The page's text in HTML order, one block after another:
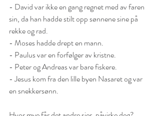
- David var ikke en gang regnet med av faren
sin, da han hadde stilt opp sønnene sine på
rekke og rad.
- Moses hadde drept en mann.
- Paulus var en forfølger av kristne.
- Peter og Andreas var bare fiskere.
- Jesus kom fra den lille byen Nasaret og var
en snekkersønn.